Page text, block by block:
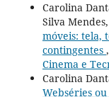
Carolina
Silva Mendes,
móveis: tela,
contingentes ,
Cinema e
Carolina
Webséries